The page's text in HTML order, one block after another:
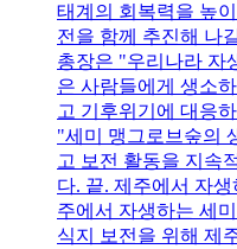
태계의 회복력을 높
전을 함께 추진해 나
총장은 "우리나라 자
은 사람들에게 생소
고 기후위기에 대응
"세미 맹그로브숲의
고 보전 활동을 지속
다. 끝. 제주에서 자생
주에서 자생하는 세
식지 보전을 위해 제